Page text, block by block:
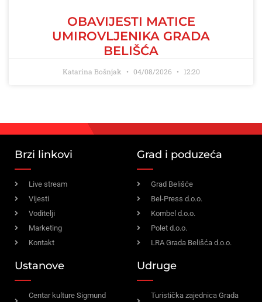
OBAVIJESTI MATICE
UMIROVLJENIKA GRADA
BELIŠĆA
Katarina Bošnjak 04/08/2026 12:20
Brzi linkovi
Live stream
Vijesti
Voditelji
Marketing
Kontakt
Grad i poduzeća
Grad Belišće
Bel-Press d.o.o.
Kombel d.o.o.
Polet d.o.o.
LRA Grada Belišća d.o.o.
Ustanove
Centar kulture Sigmund
Udruge
Turistička zajednica Grada